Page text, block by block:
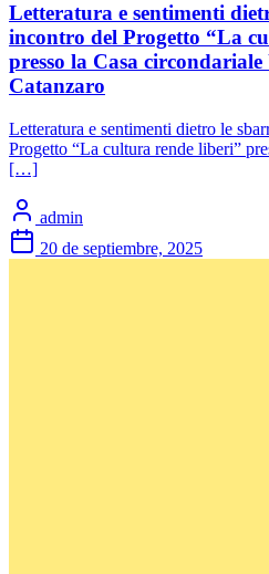
Letteratura e sentimenti
incontro del Progetto “La
presso la Casa
Catanzaro
Letteratura e sentimenti dietro le
Progetto “La cultura rende liberi”
[…]
admin
20 de septiembre, 2025